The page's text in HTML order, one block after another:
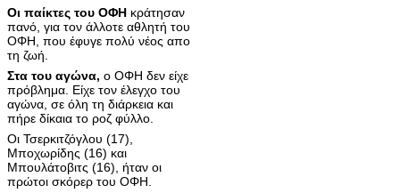
Οι παίκτες του ΟΦΗ κράτησαν
πανό, για τον άλλοτε αθλητή του
ΟΦΗ, που έφυγε πολύ νέος απο
τη ζωή.
Στα του αγώνα, ο ΟΦΗ δεν είχε
πρόβλημα. Είχε τον έλεγχο του
αγώνα, σε όλη τη διάρκεια και
πήρε δίκαια το ροζ φύλλο.
Οι Τσερκιτζόγλου (17),
Μποχωρίδης (16) και
Μπουλάτοβιτς (16), ήταν οι
πρώτοι σκόρερ του ΟΦΗ.